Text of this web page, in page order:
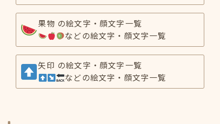
果物 の絵文字・顔文字一覧
などの絵文字・顔文字一覧
矢印 の絵文字・顔文字一覧
などの絵文字・顔文字一覧